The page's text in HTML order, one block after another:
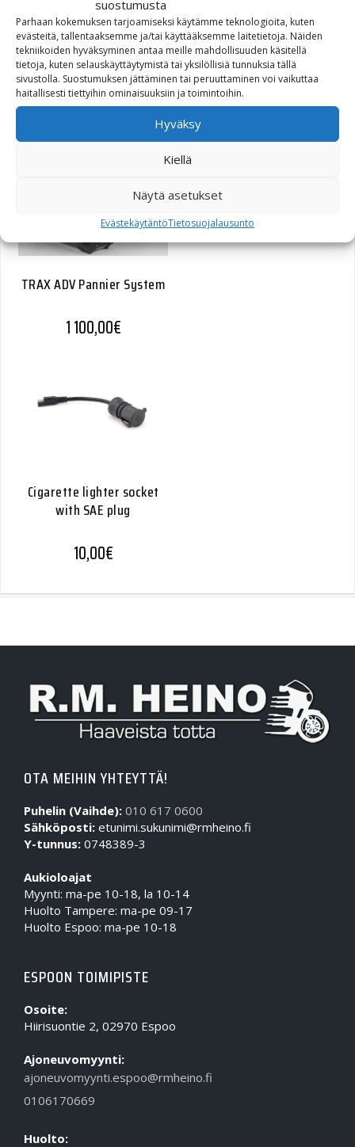
suostumusta
Parhaan kokemuksen tarjoamiseksi käytämme teknologioita, kuten
evästeitä, tallentaaksemme ja/tai käyttääksemme laitetietoja. Näiden
tekniikoiden hyväksyminen antaa meille mahdollisuuden käsitellä
tietoja, kuten selauskäyttäytymistä tai yksilöllisiä tunnuksia tällä
sivustolla. Suostumuksen jättäminen tai peruuttaminen voi vaikuttaa
haitallisesti tiettyihin ominaisuuksiin ja toimintoihin.
Hyväksy
Kiellä
Näytä asetukset
EvästekäytäntöTietosuojalausunto
ALU-RACK
TRAX ADV Pannier System
1 100,00€
Cigarette lighter socket
with SAE plug
10,00€
OTA MEIHIN YHTEYTTÄ!
Puhelin (Vaihde): 010 617 0600
Sähköposti: etunimi.sukunimi@rmheino.fi
Y-tunnus: 0748389-3
Aukioloajat
Myynti: ma-pe 10-18, la 10-14
Huolto Tampere: ma-pe 09-17
Huolto Espoo: ma-pe 10-18
ESPOON TOIMIPISTE
Osoite:
Hiirisuontie 2, 02970 Espoo
Ajoneuvomyynti:
ajoneuvomyynti.espoo@rmheino.fi
0106170669
Huolto: